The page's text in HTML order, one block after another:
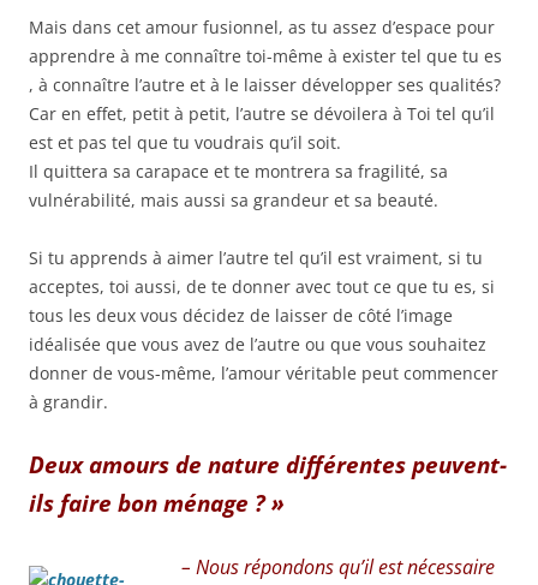
Mais dans cet amour fusionnel, as tu assez d’espace pour
apprendre à me connaître toi-même à exister tel que tu es
, à connaître l’autre et à le laisser développer ses qualités?
Car en effet, petit à petit, l’autre se dévoilera à Toi tel qu’il
est et pas tel que tu voudrais qu’il soit.
Il quittera sa carapace et te montrera sa fragilité, sa
vulnérabilité, mais aussi sa grandeur et sa beauté.
Si tu apprends à aimer l’autre tel qu’il est vraiment, si tu
acceptes, toi aussi, de te donner avec tout ce que tu es, si
tous les deux vous décidez de laisser de côté l’image
idéalisée que vous avez de l’autre ou que vous souhaitez
donner de vous-même, l’amour véritable peut commencer
à grandir.
Deux amours de nature différentes peuvent-
ils faire bon ménage ? »
– Nous répondons qu’il est nécessaire